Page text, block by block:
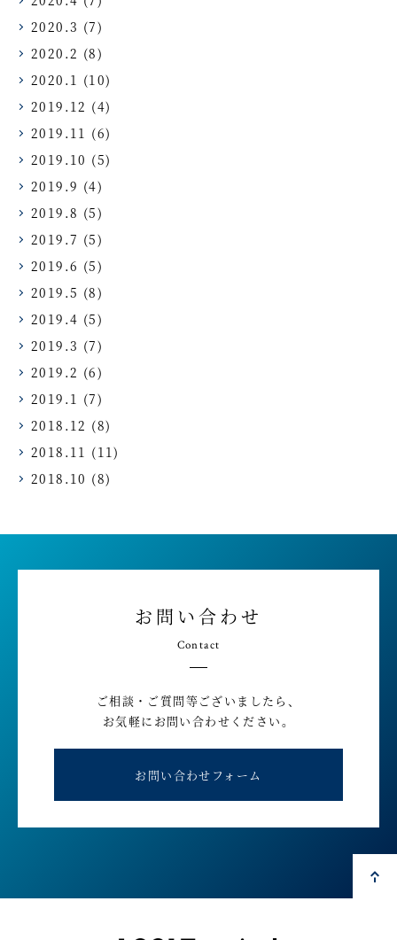
2020.3 (7)
2020.2 (8)
2020.1 (10)
2019.12 (4)
2019.11 (6)
2019.10 (5)
2019.9 (4)
2019.8 (5)
2019.7 (5)
2019.6 (5)
2019.5 (8)
2019.4 (5)
2019.3 (7)
2019.2 (6)
2019.1 (7)
2018.12 (8)
2018.11 (11)
2018.10 (8)
お問い合わせ
Contact
ご相談・ご質問等ございましたら、
お気軽にお問い合わせください。
お問い合わせフォーム